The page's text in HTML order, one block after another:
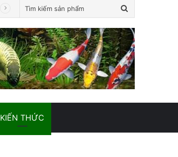
kiếm
sản
phẩm
KIẾN THỨC